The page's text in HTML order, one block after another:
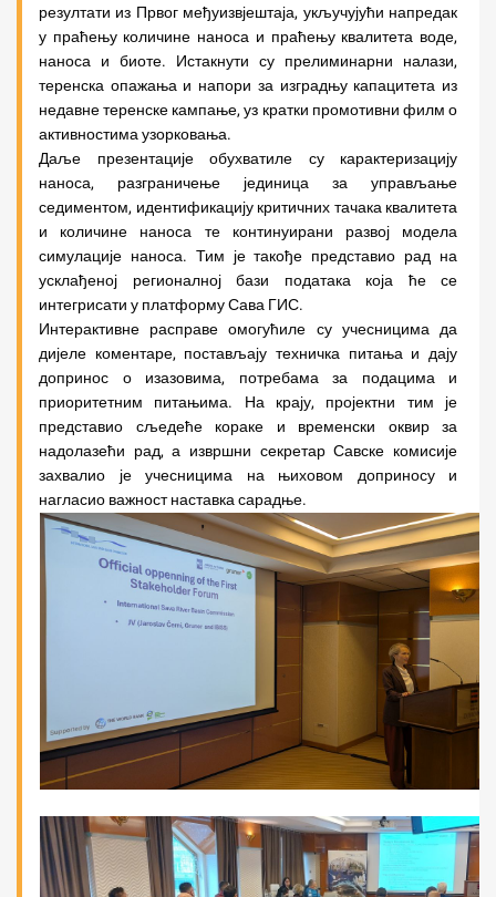
резултати из Првог међуизвјештаја, укључујући напредак
у праћењу количине наноса и праћењу квалитета воде,
наноса и биоте. Истакнути су прелиминарни налази,
теренска опажања и напори за изградњу капацитета из
недавне теренске кампање, уз кратки промотивни филм о
активностима узорковања.
Даље презентације обухватиле су карактеризацију
наноса, разграничење јединица за управљање
седиментом, идентификацију критичних тачака квалитета
и количине наноса те континуирани развој модела
симулације наноса. Тим је такође представио рад на
усклађеној регионалној бази података која ће се
интегрисати у платформу Сава ГИС.
Интерактивне расправе омогућиле су учесницима да
дијеле коментаре, постављају техничка питања и дају
допринос о изазовима, потребама за подацима и
приоритетним питањима. На крају, пројектни тим је
представио сљедеће кораке и временски оквир за
надолазећи рад, а извршни секретар Савске комисије
захвалио је учесницима на њиховом доприносу и
нагласио важност наставка сарадње.